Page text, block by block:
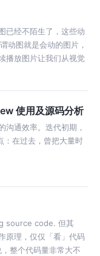
已经不陌生了，这些动
动图就是会动的图片，
播放图片让我们从视觉
图中的每一帧存储下来
使用及源码分析
沟通效率。迭代初期，
：在过去，曾把大量时
source code. 但其
原理，仅仅「看」代码
整个代码量非常大不